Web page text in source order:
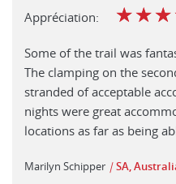
Appréciation: ☆☆☆
Some of the trail was
The clamping on the
stranded of acceptable
nights were great
locations as far as being
Marilyn Schipper |SA,